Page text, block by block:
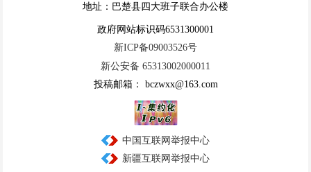
地址：巴楚县四大班子联合办公楼
政府网站标识码6531300001
新ICP备09003526号
新公安备 65313002000011
投稿邮箱： bczwxx@163.com
中国互联网举报中心
新疆互联网举报中心